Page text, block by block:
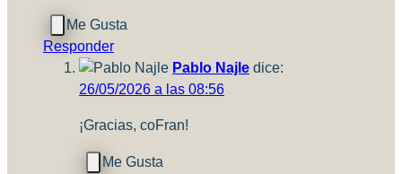
Responder
Pablo Najle dice:
26/05/2026 a las 08:56
¡Gracias, coFran!